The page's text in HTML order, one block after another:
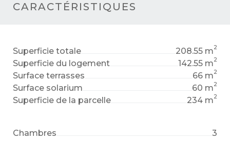
CARACTÉRISTIQUES
Superficie totale 208.55 m2
Superficie du logement 142.55 m2
Surface terrasses 66 m2
Surface solarium 60 m2
Superficie de la parcelle 234 m2
Chambres
3